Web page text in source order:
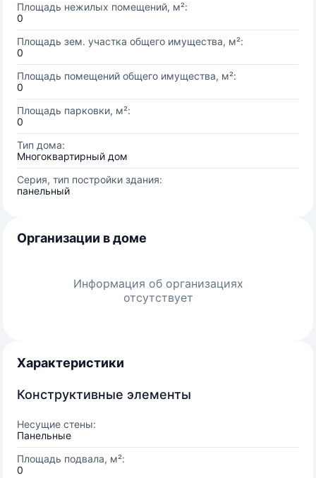
Площадь нежилых помещений, м²:
0
Площадь зем. участка общего имущества, м²:
0
Площадь помещений общего имущества, м²:
0
Площадь парковки, м²:
0
Тип дома:
Многоквартирный дом
Серия, тип постройки здания:
панельный
Организации в доме
Информация об организациях
отсутствует
Характеристики
Конструктивные элементы
Несущие стены:
Панельные
Площадь подвала, м²:
0